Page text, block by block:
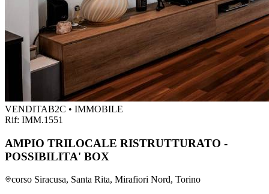
VENDITAB2C • IMMOBILE
Rif: IMM.1551
AMPIO TRILOCALE RISTRUTTURATO -
POSSIBILITA' BOX
corso Siracusa, Santa Rita, Mirafiori Nord, Torino